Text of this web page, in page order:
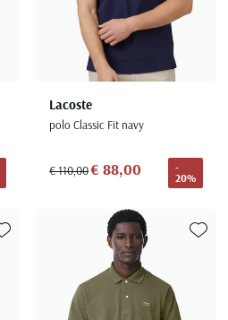
Lacoste
polo Classic Fit navy
€ 110,00€ 88,00
-
20%
Toevoegen aan favorieten